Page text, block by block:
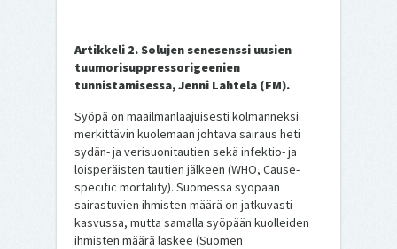
Artikkeli 2. Solujen senesenssi uusien
tuumorisuppressorigeenien
tunnistamisessa, Jenni Lahtela (FM).
Syöpä on maailmanlaajuisesti kolmanneksi
merkittävin kuolemaan johtava sairaus heti
sydän- ja verisuonitautien sekä infektio- ja
loisperäisten tautien jälkeen (WHO, Cause-
specific mortality). Suomessa syöpään
sairastuvien ihmisten määrä on jatkuvasti
kasvussa, mutta samalla syöpään kuolleiden
ihmisten määrä laskee (Suomen